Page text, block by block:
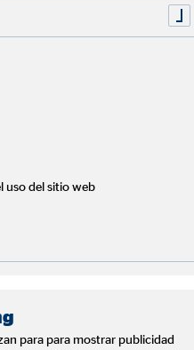
sin coste y sin
diseñar un plan adaptado a
tus metas
importa: tu tranquilidad
uso del sitio web
para para mostrar publicidad